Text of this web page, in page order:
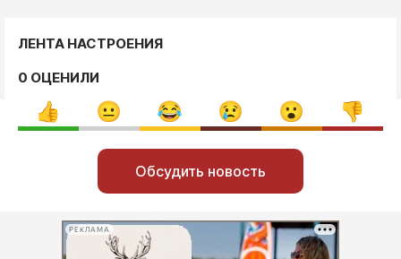
ЛЕНТА НАСТРОЕНИЯ
0 ОЦЕНИЛИ
Обсудить новость
РЕКЛАМА